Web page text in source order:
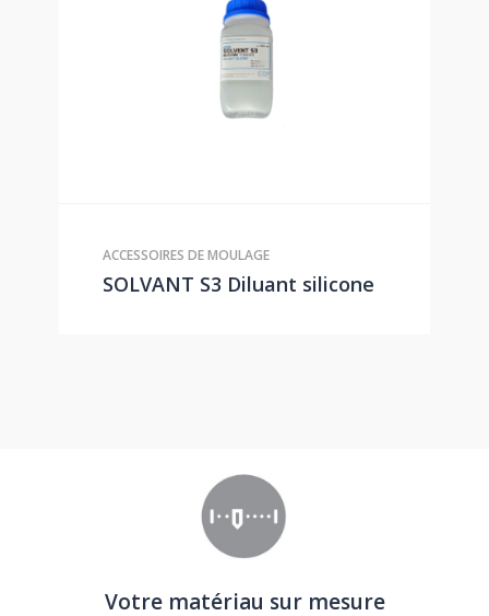
ACCESSOIRES DE MOULAGE
SOLVANT S3 Diluant silicone
Votre matériau sur mesure